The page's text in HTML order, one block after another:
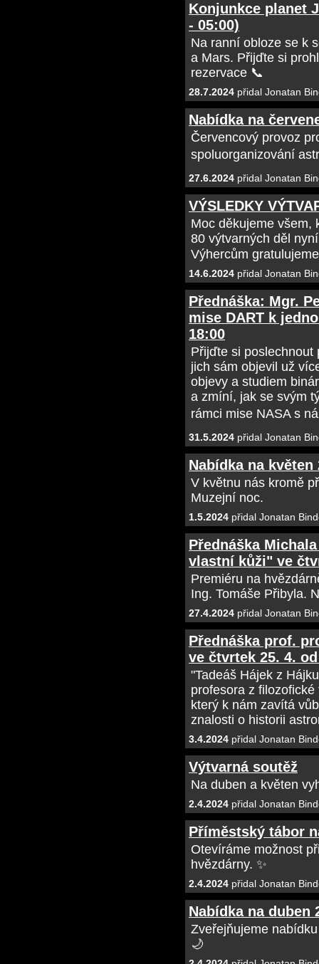
Konjunkce planet
- 05:00)
Na ranní obloze se k
a Mars. Přijďte si
rezervace 📞
28.7.2024 přidal Jonatan
Nabídka na
Červencový provoz
spoluorganizování
27.6.2024 přidal Jonatan
VÝSLEDKY
Moc děkujeme všem,
80 výtvarných děl
Výhercům
14.6.2024 přidal Jonatan
Přednáška: Mgr.
mise DART k
18:00
Přijďte si poslechnout
jich sám objevil už
objevy a studiem
a zmíní, jak se svým
rámci mise NASA s
31.5.2024 přidal Jonatan
Nabídka na květen
V květnu nás kromě
Muzejní noc.
1.5.2024 přidal Jonatan
Přednáška
vlastní kůži" ve
Premiéru na
Ing. Tomáše Přibyla.
27.4.2024 přidal Jonatan
Přednáška prof.
ve čtvrtek 25. 4.
"Tadeáš Hájek z
profesora z
který k nám zavítá
znalosti o historii
3.4.2024 přidal Jonatan
Výtvarná soutěž
Na duben a květen
2.4.2024 přidal Jonatan
Příměstský tábor
Otevíráme možnost
hvězdárny. ✨
2.4.2024 přidal Jonatan
Nabídka na duben
Zveřejňujeme
🌙